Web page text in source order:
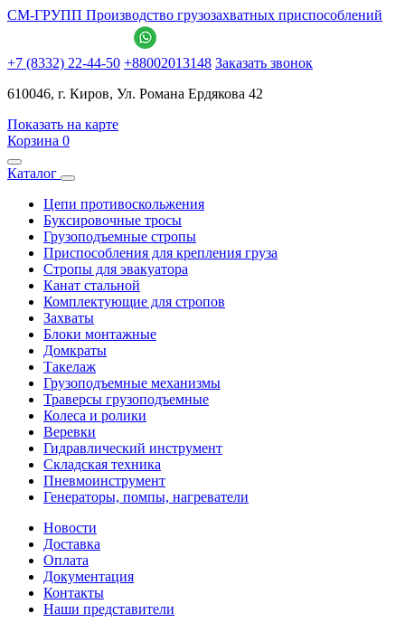
СМ-ГРУПП Производство грузозахватных приспособлений
+7 (8332) 22-44-50 +88002013148 Заказать звонок
610046, г. Киров, Ул. Романа Ердякова 42
Показать на карте
Корзина 0
Каталог
Цепи противоскольжения
Буксировочные тросы
Грузоподъемные стропы
Приспособления для крепления груза
Стропы для эвакуатора
Канат стальной
Комплектующие для стропов
Захваты
Блоки монтажные
Домкраты
Такелаж
Грузоподъемные механизмы
Траверсы грузоподъемные
Колеса и ролики
Веревки
Гидравлический инструмент
Складская техника
Пневмоинструмент
Генераторы, помпы, нагреватели
Новости
Доставка
Оплата
Документация
Контакты
Наши представители